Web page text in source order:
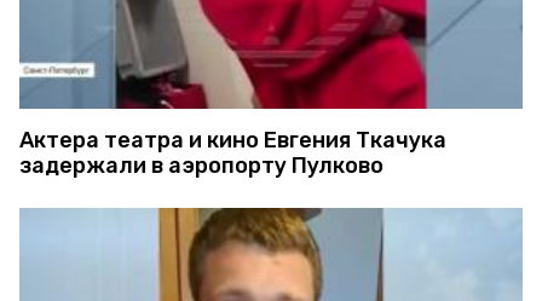
Актера театра и кино Евгения Ткачука
задержали в аэропорту Пулково